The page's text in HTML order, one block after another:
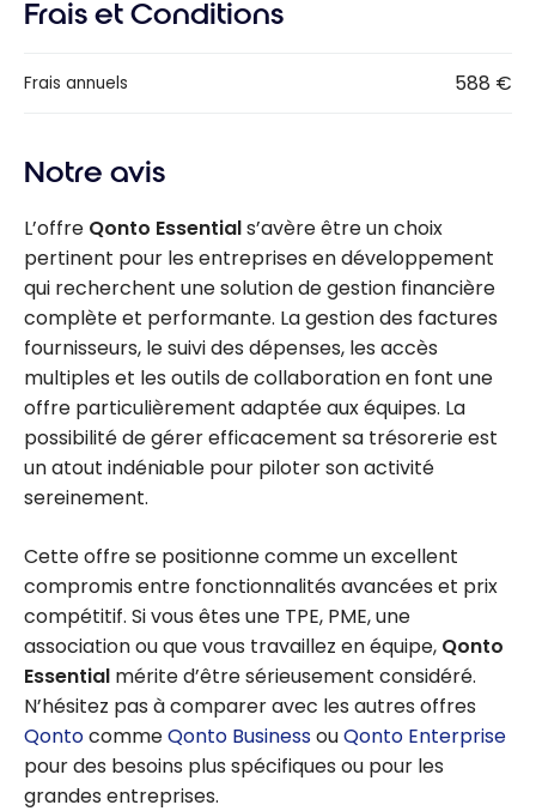
Frais et Conditions
Frais annuels 588 €
Notre avis
L’offre Qonto Essentials’avère être un choix
pertinent pour les entreprises en développement
qui recherchent une solution de gestion financière
complète et performante. La gestion des factures
fournisseurs, le suivi des dépenses, les accès
multiples et les outils de collaboration en font une
offre particulièrement adaptée aux équipes. La
possibilité de gérer efficacement sa trésorerie est
un atout indéniable pour piloter son activité
sereinement.
Cette offre se positionne comme un excellent
compromis entre fonctionnalités avancées et prix
compétitif. Si vous êtes une TPE, PME, une
association ou que vous travaillez en équipe, Qonto
Essential mérite d’être sérieusement considéré.
N’hésitez pas à comparer avec les autres offres
QontocommeQonto BusinessouQonto Enterprise
pour des besoins plus spécifiques ou pour les
grandes entreprises.